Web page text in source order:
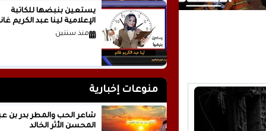
يستعين بنبضها للكاتبة
الإعلامية لينا عبد الكريم غانم
منذ سنتين
منوعات إخبارية
شاعر الحب والمطر بدر
المحسن الأثر الخالد